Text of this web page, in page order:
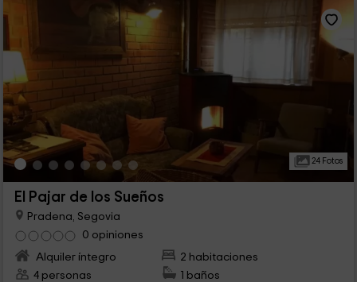
24 Fotos
El Pajar de los Sueños
Pradena, Segovia
0 opiniones
Alquiler íntegro
2 habitaciones
4 personas
1 baños